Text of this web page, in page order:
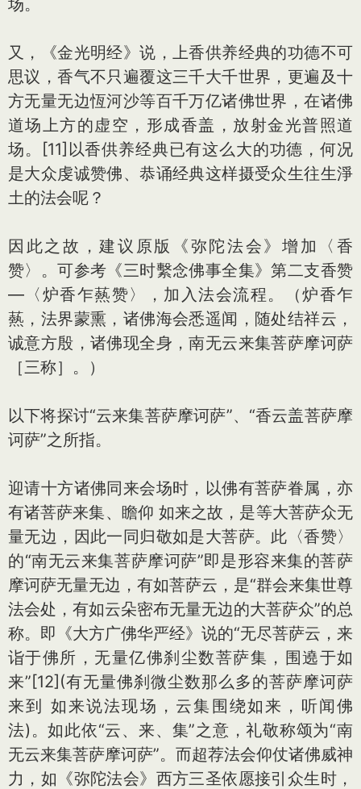
场。
又，《金光明经》说，上香供养经典的功德不可
思议，香气不只遍覆这三千大千世界，更遍及十
方无量无边恆河沙等百千万亿诸佛世界，在诸佛
道场上方的虚空，形成香盖，放射金光普照道
场。[11]以香供养经典已有这么大的功德，何况
是大众虔诚赞佛、恭诵经典这样摄受众生往生淨
土的法会呢？
因此之故，建议原版《弥陀法会》增加〈香
赞〉。可参考《三时繫念佛事全集》第二支香赞
—〈炉香乍爇赞〉，加入法会流程。（炉香乍
爇，法界蒙熏，诸佛海会悉遥闻，随处结祥云，
诚意方殷，诸佛现全身，南无云来集菩萨摩诃萨
［三称］。）
以下将探讨“云来集菩萨摩诃萨”、“香云盖菩萨摩
诃萨”之所指。
迎请十方诸佛同来会场时，以佛有菩萨眷属，亦
有诸菩萨来集、瞻仰 如来之故，是等大菩萨众无
量无边，因此一同归敬如是大菩萨。此〈香赞〉
的“南无云来集菩萨摩诃萨”即是形容来集的菩萨
摩诃萨无量无边，有如菩萨云，是“群会来集世尊
法会处，有如云朵密布无量无边的大菩萨众”的总
称。即《大方广佛华严经》说的“无尽菩萨云，来
诣于佛所，无量亿佛刹尘数菩萨集，围遶于如
来”[12](有无量佛刹微尘数那么多的菩萨摩诃萨
来到 如来说法现场，云集围绕如来，听闻佛
法)。如此依“云、来、集”之意，礼敬称颂为“南
无云来集菩萨摩诃萨”。而超荐法会仰仗诸佛威神
力，如《弥陀法会》西方三圣依愿接引众生时，